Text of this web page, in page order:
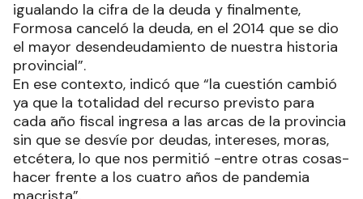
igualando la cifra de la deuda y finalmente,
Formosa canceló la deuda, en el 2014 que se dio
el mayor desendeudamiento de nuestra historia
provincial”.
En ese contexto, indicó que “la cuestión cambió
ya que la totalidad del recurso previsto para
cada año fiscal ingresa a las arcas de la provincia
sin que se desvíe por deudas, intereses, moras,
etcétera, lo que nos permitió -entre otras cosas-
hacer frente a los cuatro años de pandemia